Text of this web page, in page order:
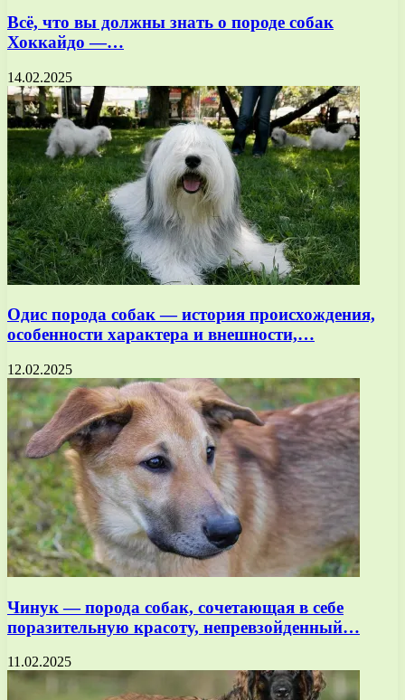
Всё, что вы должны знать о породе собак
Хоккайдо —…
14.02.2025
Одис порода собак — история происхождения,
особенности характера и внешности,…
12.02.2025
Чинук — порода собак, сочетающая в себе
поразительную красоту, непревзойденный…
11.02.2025